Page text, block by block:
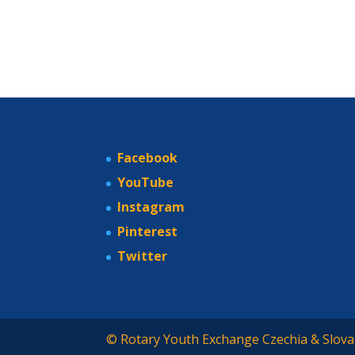
Facebook
YouTube
Instagram
Pinterest
Twitter
© Rotary Youth Exchange Czechia &